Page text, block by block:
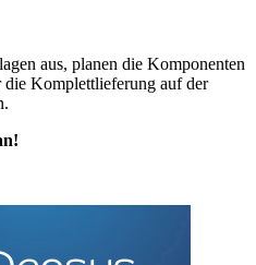
aus, planen die Komponenten
die Komplettlieferung auf der